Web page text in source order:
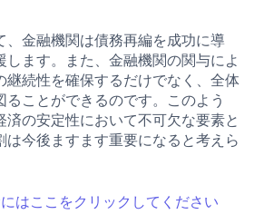
、金融機関は債務再編を成功に導
します。また、金融機関の関与によ
継続性を確保するだけでなく、全体
ることができるのです。このよう
済の安定性において不可欠な要素と
は今後ますます重要になると考えら
はここをクリックしてください